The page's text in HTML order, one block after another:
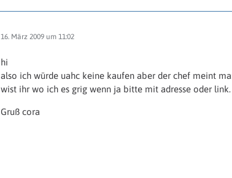
16. März 2009 um 11:02
hi
also ich würde uahc keine kaufen aber der chef meint
wist ihr wo ich es grig wenn ja bitte mit adresse oder link.
Gruß cora